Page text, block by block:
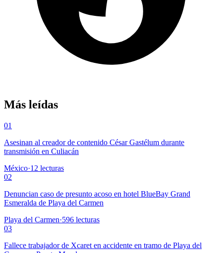
Más leídas
01
Asesinan al creador de contenido César Gastélum durante
transmisión en Culiacán
México·12 lecturas
02
Denuncian caso de presunto acoso en hotel BlueBay Grand
Esmeralda de Playa del Carmen
Playa del Carmen·596 lecturas
03
Fallece trabajador de Xcaret en accidente en tramo de Playa del